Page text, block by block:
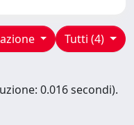
Tutti (4)
0.016 secondi).